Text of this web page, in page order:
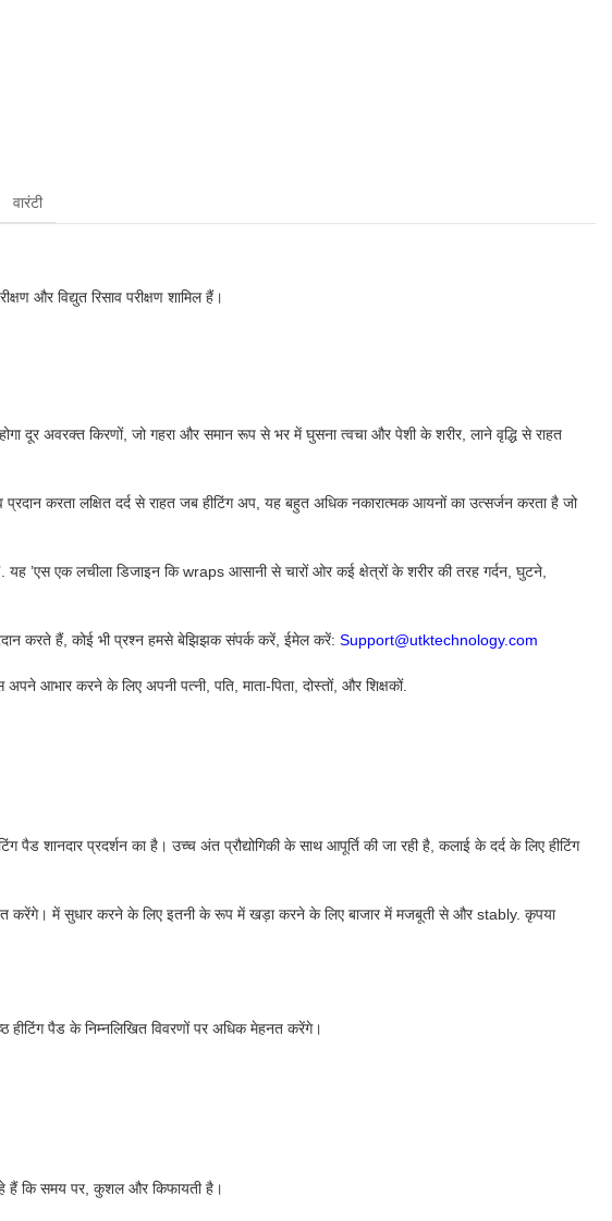
वारंटी
और विद्युत रिसाव परीक्षण शामिल हैं।
दूर अवरक्त किरणों, जो गहरा और समान रूप से भर में घुसना त्वचा और पेशी के शरीर, लाने वृद्धि से राहत
करता लक्षित दर्द से राहत जब हीटिंग अप, यह बहुत अधिक नकारात्मक आयनों का उत्सर्जन करता है जो
’एस एक लचीला डिजाइन कि wraps आसानी से चारों ओर कई क्षेत्रों के शरीर की तरह गर्दन, घुटने,
करते हैं, कोई भी प्रश्न हमसे बेझिझक संपर्क करें, ईमेल करें: Support@utktechnology.com
करने के लिए अपनी पत्नी, पति, माता-पिता, दोस्तों, और शिक्षकों.
शानदार प्रदर्शन का है। उच्च अंत प्रौद्योगिकी के साथ आपूर्ति की जा रही है, कलाई के दर्द के लिए हीटिंग
करेंगे। में सुधार करने के लिए इतनी के रूप में खड़ा करने के लिए बाजार में मजबूती से और stably. कृपया
हीटिंग पैड के निम्नलिखित विवरणों पर अधिक मेहनत करेंगे।
हैं कि समय पर, कुशल और किफायती है।